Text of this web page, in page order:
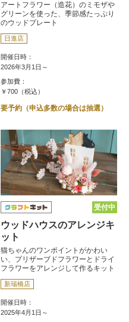
アートフラワー（造花）のミモザや
グリーンを使った、季節感たっぷり
のウッドプレート
日進店
開催日時：
2026年3月1日～
参加費：
￥700（税込）
要予約（申込多数の場合は抽選）
受付中
ウッドハウスのアレンジキ
ット
猫ちゃんのワンポイントがかわい
い、プリザーブドフラワーとドライ
フラワーをアレンジして作るキット
新瑞橋店
開催日時：
2025年4月1日～